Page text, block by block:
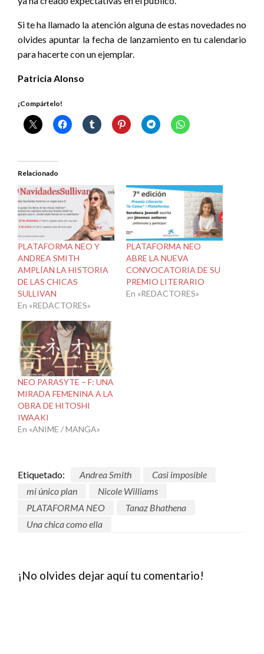
Si te ha llamado la atención alguna de estas novedades no
olvides apuntar la fecha de lanzamiento en tu calendario
para hacerte con un ejemplar.
Patricia Alonso
¡Compártelo!
Relacionado
PLATAFORMA NEO Y
ANDREA SMITH
AMPLÍAN LA HISTORIA
DE LAS CHICAS
SULLIVAN
En «REDACTORES»
PLATAFORMA NEO
ABRE LA NUEVA
CONVOCATORIA DE SU
PREMIO LITERARIO
En «REDACTORES»
NEO PARASYTE – F: UNA
MIRADA FEMENINA A LA
OBRA DE HITOSHI
IWAAKI
En «ANIME / MANGA»
Etiquetado: Andrea Smith
Casi imposible
mi único plan
Nicole Williams
PLATAFORMA NEO
Tanaz Bhathena
Una chica como ella
¡No olvides dejar aquí tu comentario!